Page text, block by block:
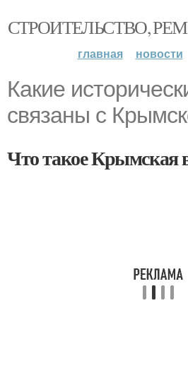
СТРОИТЕЛЬСТВО,
главная новости
Какие
связаны с
Что такое Крымская